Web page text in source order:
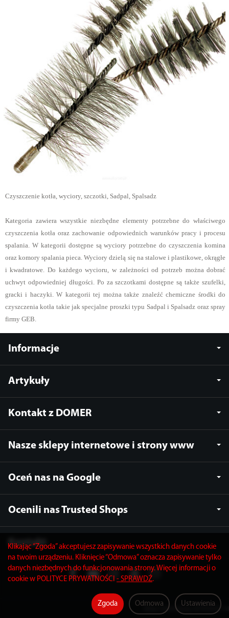
Czyszczenie kotła, wyciory, szczotki, Sadpal, Spalsadz
Kategoria zawiera wszystkie niezbędne elementy potrzebne do właściwego
czyszczenia kotła oraz zachowanie odpowiednich warunków pracy i procesu
spalania. W kategorii dostępne są wyciory potrzebne do czyszczenia komina
oraz komory spalania pieca. Wyciory dzielą się na stalowe i plastikowe, okrągłe
i kwadratowe. Do każdego wycioru, w zależności od potrzeb można dobrać
uchwyt odpowiedniej długości. Po za szczotkami dostępne są także szufelki,
gracki i haczyki. W kategorii tej można także znaleźć chemiczne środki do
czyszczenia kotła takie jak specjalne proszki typu Sadpal i Spalsadz oraz spray
firmy GEB.
Informacje
Artykuły
Kontakt z DOMER
Nasze sklepy internetowe i strony www
Oceń nas na Google
Ocenili nas Trusted Shops
Kontakt
Sklep internetowy SOTESHOP AI
Klikając “Zgoda” akceptujesz zapisywanie wszystkich danych cookie
na twoim urządzeniu. Kliknięcie “Odmowa” oznacza zapisywanie tylko
danych niezbędnych do funkcjonowania strony. Więcej informacji o
cookie w POLITYCE PRYWATNOŚCI - SPRAWDŹ.
Ustawienia
Odmowa
Zgoda